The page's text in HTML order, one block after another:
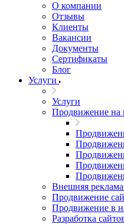
О компании
Отзывы
Клиенты
Вакансии
Документы
Сертификаты
Блог
Услуги
Услуги
Продвижение на
Внешняя
Продвижение
Продвижение в
Разработка